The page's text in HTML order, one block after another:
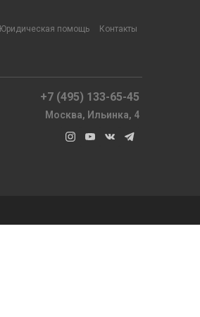
Юридическая помощь Контакты
+7 (495) 133-65-45
Москва, Ильинка, 4